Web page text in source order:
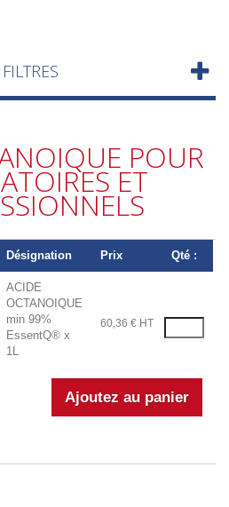
FILTRES
POUR
ET
Désignation Prix Qté :
ACIDE
OCTANOIQUE
min 99%
EssentQ® x
1L
60,36 € HT